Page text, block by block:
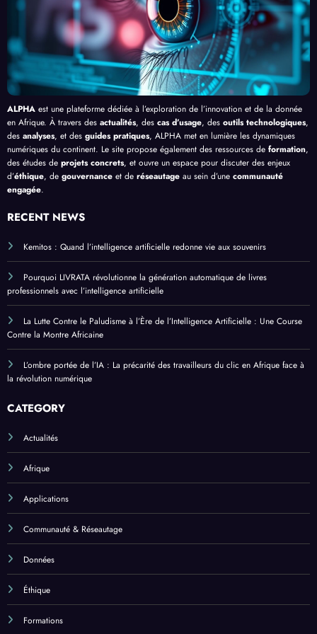
Afriq
ue
ui
ALPHA est une plateforme dédiée à l’exploration de l’innovation et de la donnée
en Afrique. À travers des actualités, des cas d’usage, des outils technologiques,
des analyses, et des guides pratiques, ALPHA met en lumière les dynamiques
numériques du continent. Le site propose également des ressources de formation,
des études de projets concrets, et ouvre un espace pour discuter des enjeux
d’éthique, de gouvernance et de réseautage au sein d’une communauté
engagée.
RECENT NEWS
Kemitos : Quand l’intelligence artificielle redonne vie aux souvenirs
Pourquoi LIVRATA révolutionne la génération automatique de livres
professionnels avec l’intelligence artificielle
La Lutte Contre le Paludisme à l’Ère de l’Intelligence Artificielle : Une Course
Contre la Montre Africaine
L’ombre portée de l’IA : La précarité des travailleurs du clic en Afrique face à
la révolution numérique
CATEGORY
Actualités
Afrique
Applications
Communauté & Réseautage
Données
Éthique
Formations